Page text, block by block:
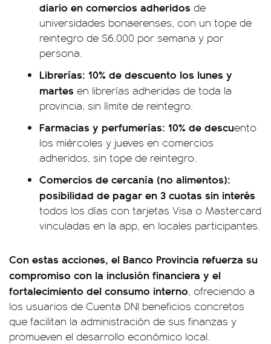
diario en comercios adheridos de
universidades bonaerenses, con un tope de
reintegro de $6.000 por semana y por
persona.
Librerías: 10% de descuento los lunes y
martes en librerías adheridas de toda la
provincia, sin límite de reintegro.
Farmacias y perfumerías: 10% de descuento
los miércoles y jueves en comercios
adheridos, sin tope de reintegro.
Comercios de cercanía (no alimentos):
posibilidad de pagar en 3 cuotas sin interés
todos los días con tarjetas Visa o Mastercard
vinculadas en la app, en locales participantes.
Con estas acciones, el Banco Provincia refuerza su
compromiso con la inclusión financiera y el
fortalecimiento del consumo interno, ofreciendo a
los usuarios de Cuenta DNI beneficios concretos
que facilitan la administración de sus finanzas y
promueven el desarrollo económico local.